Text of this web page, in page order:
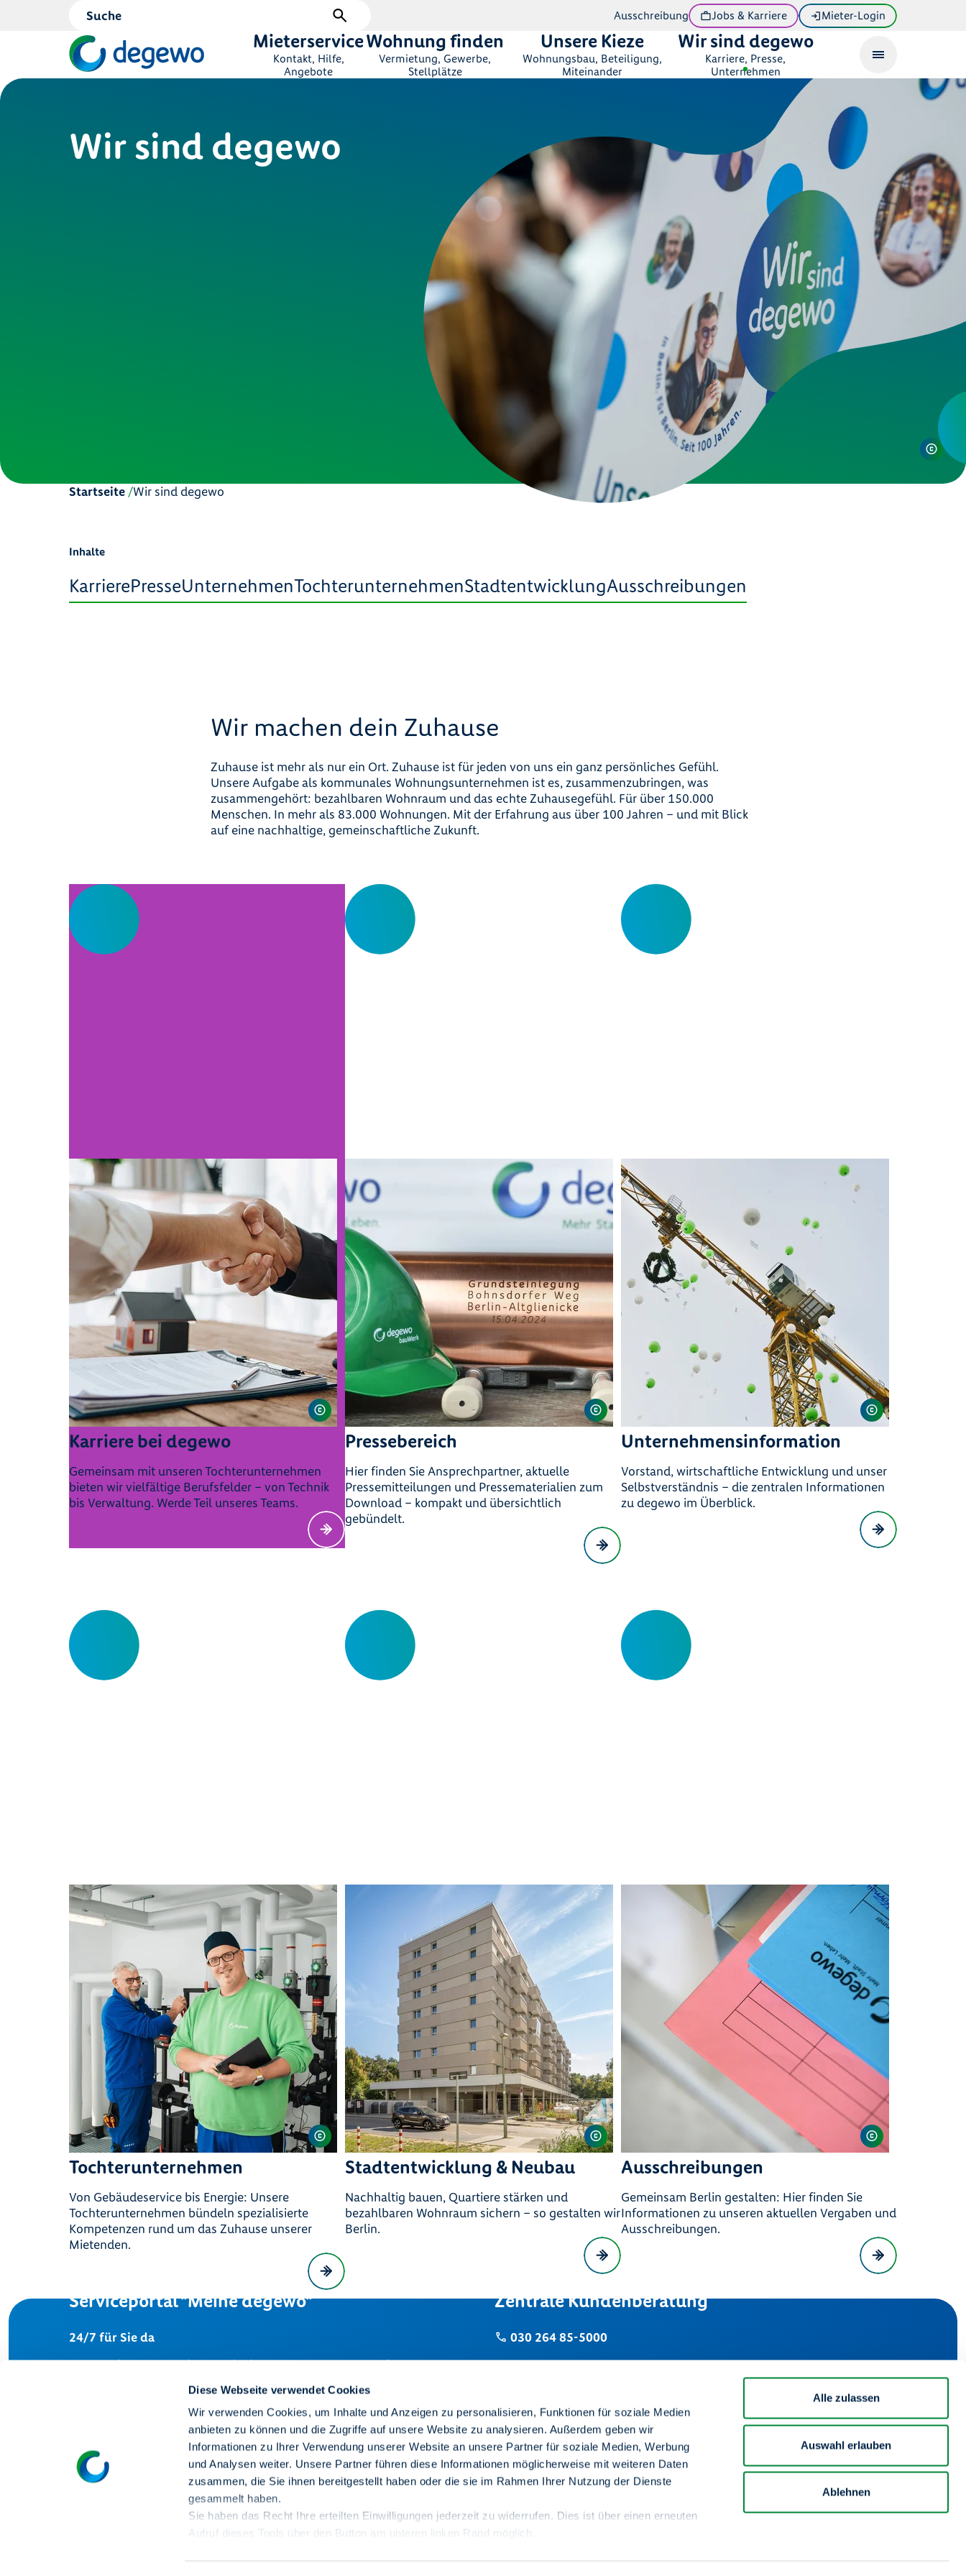
Diese Webseite verwendet Cookies
Wir verwenden Cookies, um Inhalte und Anzeigen zu personalisieren, Funktionen für soziale Medien
anbieten zu können und die Zugriffe auf unsere Website zu analysieren. Außerdem geben wir
Informationen zu Ihrer Verwendung unserer Website an unsere Partner für soziale Medien, Werbung
und Analysen weiter. Unsere Partner führen diese Informationen möglicherweise mit weiteren Daten
zusammen, die Sie ihnen bereitgestellt haben oder die sie im Rahmen Ihrer Nutzung der Dienste
gesammelt haben.
Sie haben das Recht Ihre erteilten Einwilligungen jederzeit zu widerrufen. Dies ist über einen erneuten
Aufruf dieses Tools über den Button am unteren linken Rand möglich.
Alle zulassen
Auswahl erlauben
Ablehnen
Ausschreibung Jobs & Karriere Mieter-Login
Mieterservice
Kontakt, Hilfe,
Angebote
Wohnung finden
Vermietung, Gewerbe,
Stellplätze
Unsere Kieze
Wohnungsbau, Beteiligung,
Miteinander
Wir sind degewo
Karriere, Presse,
Unternehmen
Wir sind degewo
Startseite Wir sind degewo
Inhalte
KarrierePresseUnternehmenTochterunternehmenStadtentwicklungAusschreibungen
Wir machen dein Zuhause
Zuhause ist mehr als nur ein Ort. Zuhause ist für jeden von uns ein ganz persönliches Gefühl.
Unsere Aufgabe als kommunales Wohnungsunternehmen ist es, zusammenzubringen, was
zusammengehört: bezahlbaren Wohnraum und das echte Zuhausegefühl. Für über 150.000
Menschen. In mehr als 83.000 Wohnungen. Mit der Erfahrung aus über 100 Jahren – und mit Blick
auf eine nachhaltige, gemeinschaftliche Zukunft.
Karriere bei degewo
Gemeinsam mit unseren Tochterunternehmen
bieten wir vielfältige Berufsfelder – von Technik
bis Verwaltung. Werde Teil unseres Teams.
Pressebereich
Hier finden Sie Ansprechpartner, aktuelle
Pressemitteilungen und Pressematerialien zum
Download – kompakt und übersichtlich
gebündelt.
Unternehmensinformation
Vorstand, wirtschaftliche Entwicklung und unser
Selbstverständnis – die zentralen Informationen
zu degewo im Überblick.
Tochterunternehmen
Von Gebäudeservice bis Energie: Unsere
Tochterunternehmen bündeln spezialisierte
Kompetenzen rund um das Zuhause unserer
Mietenden.
Stadtentwicklung & Neubau
Nachhaltig bauen, Quartiere stärken und
bezahlbaren Wohnraum sichern – so gestalten wir
Berlin.
Ausschreibungen
Gemeinsam Berlin gestalten: Hier finden Sie
Informationen zu unseren aktuellen Vergaben und
Ausschreibungen.
Serviceportal "Meine degewo"
24/7 für Sie da
Nutzen Sie unser Serviceportal – bequem von zu Hause oder unterwegs.
Zentrale Kundenberatung
030 264 85-5000
Mo-Do von 8-18 Uhr / Fr von 8-15 Uhr
In Notfällen (z.B. bei einem Wasserrohrbruch) sind wir unter derselben
Telefonnummer 24 Stunden an 7 Tagen in der Woche für Sie da.
Mieterservice
Wohnung finden
Impressum